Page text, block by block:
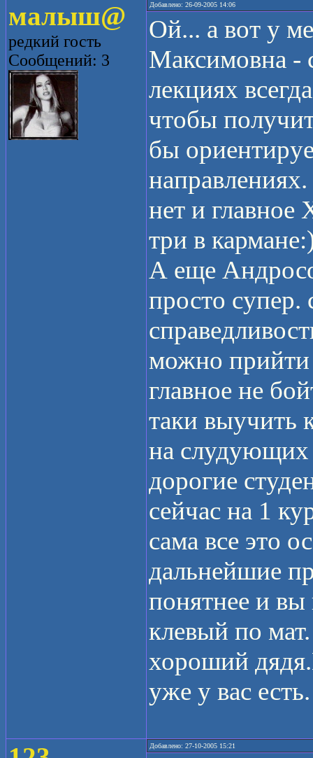
малыш@
редкий гость
Сообщений: 3
Добавлено: 26-09-2005 14:06
Ой... а вот у
Максимовна -
лекциях
чтобы
бы
нет и
три в
А еще
просто супер.
можно прийти
главное не
таки выучить
на слудующих
дорогие
сейчас на 1
сама все это
дальнейшие
понятнее и вы
клевый по
хороший
уже у вас
Добавлено: 27-10-2005 15:21